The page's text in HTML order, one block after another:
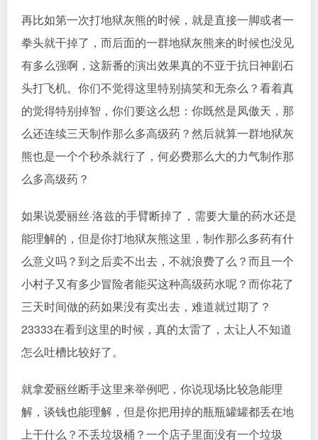
再比如第一次打地狱灰熊的时候，就是直接一脚或者一
拳头就干掉了，而后面的一群地狱灰熊来的时候也没见
有多么强啊，这新番的演出效果真的不亚于抗日神剧石
头打飞机。你们不觉得这里特别搞笑和无奈么？看着真
的觉得特别掉智，你们要这么想：你既然是凤傲天，那
么还连续三天制作那么多高级药？然后就算一群地狱灰
熊也是一个个秒杀就行了，何必费那么大的力气制作那
么多高级药？
如果说爱丽丝·洛兹的手臂断掉了，需要大量的药水还是
能理解的，但是你打地狱灰熊这里，制作那么多药有什
么意义吗？到之后卖不出去，不就浪费了么？而且一个
小村子又有多少冒险者能买这种高级药水呢？而你花了
三天时间做的药如果没有卖出去，难道就过期了？
23333在看到这里的时候，真的太雷了，太让人不知道
怎么吐槽比较好了。
就拿爱丽丝断手这里来举例吧，你说现场比较急能理
解，谈钱也能理解，但是你把用掉的瓶瓶罐罐都丢在地
上干什么？不丢垃圾桶？一个店子里面没有一个垃圾